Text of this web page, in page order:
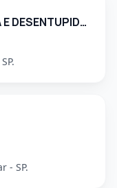
ARUCLEAN DEDETIZADORA E DESENTUPIDORA
- SP.